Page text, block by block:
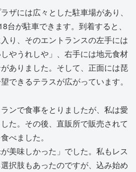
ザには広々とした駐車場があり、
台が駐車できます。到着すると、
り、そのエントランスの左手には
やうれしや」、右手には地元食材
ありました。そして、正面には琵
できるテラスが広がっています。
ンで食事をとりましたが、私は愛
た。その後、直販所で販売されて
べました。
美味しかった」でした。私もレス
択肢もあったのですが、込み始め